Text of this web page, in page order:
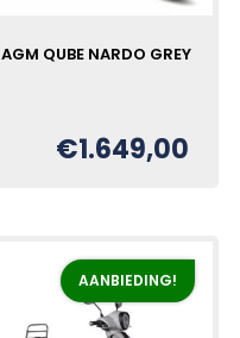
AGM QUBE NARDO GREY
€1.649,00
AANBIEDING!